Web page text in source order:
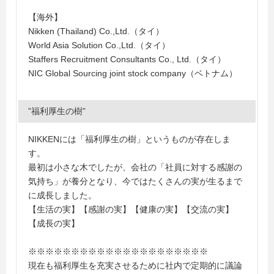
【海外】
Nikken (Thailand) Co.,Ltd.（タイ）
World Asia Solution Co.,Ltd.（タイ）
Staffers Recruitment Consultants Co., Ltd.（タイ）
NIC Global Sourcing joint stock company（ベトナム）
”福利厚生の樹”
NIKKENには「福利厚生の樹」というものが存在しま
す。
最初は小さな木でしたが、会社の「社員に対する感謝の
気持ち」が養分となり、今ではたくさんの実が生るまで
に成長しました。
【生活の実】【感謝の実】【健康の実】【交流の実】
【成長の実】
※※※※※※※※※※※※※※※※※※※※※
現在も福利厚生を充実させるために社内で定期的に議論